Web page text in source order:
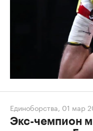
Единоборства, 01 мар
Экс-чемпион